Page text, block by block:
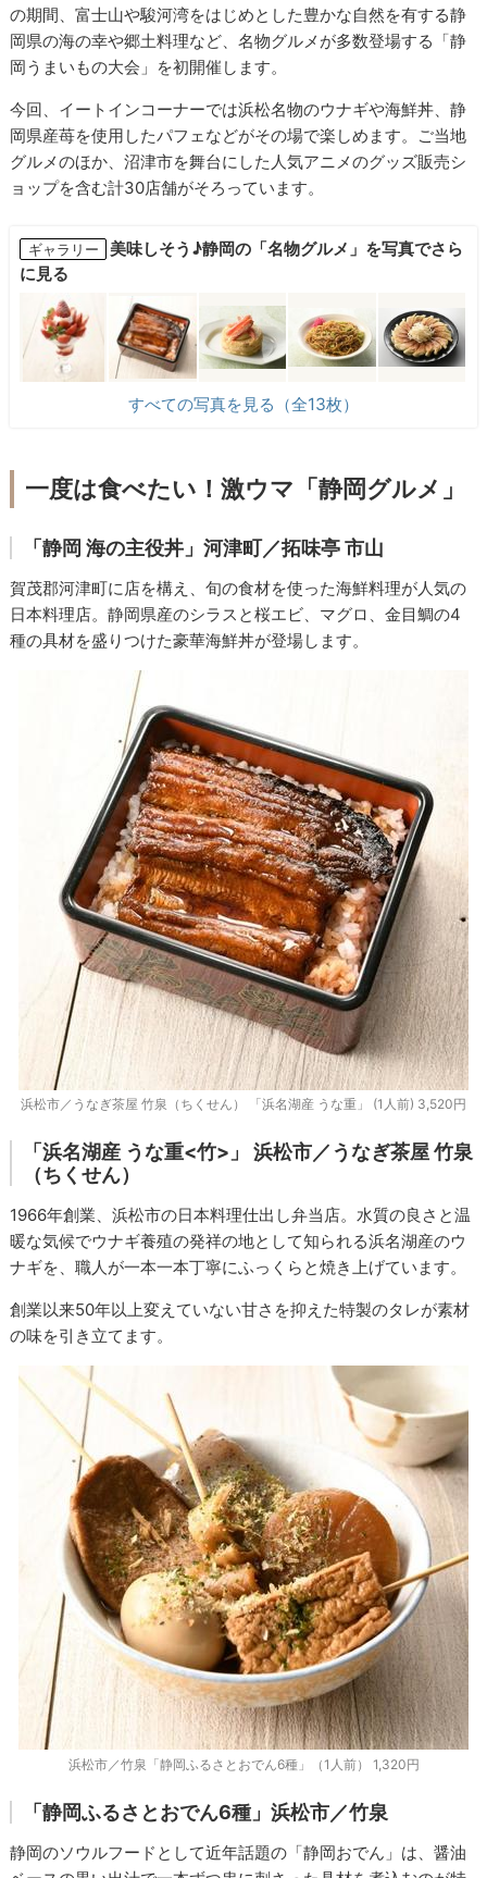
の期間、富士山や駿河湾をはじめとした豊かな自然を有する静
岡県の海の幸や郷土料理など、名物グルメが多数登場する「静
岡うまいもの大会」を初開催します。
今回、イートインコーナーでは浜松名物のウナギや海鮮丼、静
岡県産苺を使用したパフェなどがその場で楽しめます。ご当地
グルメのほか、沼津市を舞台にした人気アニメのグッズ販売シ
ョップを含む計30店舗がそろっています。
ギャラリー
美味しそう♪静岡の「名物グルメ」を写真でさら
に見る
すべての写真を見る（全13枚）
一度は食べたい！激ウマ「静岡グルメ」
「静岡 海の主役丼」河津町／拓味亭 市山
賀茂郡河津町に店を構え、旬の食材を使った海鮮料理が人気の
日本料理店。静岡県産のシラスと桜エビ、マグロ、金目鯛の4
種の具材を盛りつけた豪華海鮮丼が登場します。
浜松市／うなぎ茶屋 竹泉（ちくせん） 「浜名湖産 うな重」 (1人前) 3,520円
「浜名湖産 うな重<竹>」浜松市／うなぎ茶屋 竹泉
（ちくせん）
1966年創業、浜松市の日本料理仕出し弁当店。水質の良さと温
暖な気候でウナギ養殖の発祥の地として知られる浜名湖産のウ
ナギを、職人が一本一本丁寧にふっくらと焼き上げています。
創業以来50年以上変えていない甘さを抑えた特製のタレが素材
の味を引き立てます。
浜松市／竹泉「静岡ふるさとおでん6種」（1人前） 1,320円
「静岡ふるさとおでん6種」浜松市／竹泉
静岡のソウルフードとして近年話題の「静岡おでん」は、醤油